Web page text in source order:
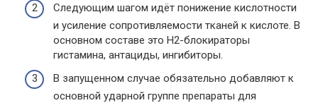
Следующим шагом идёт понижение кислотности
и усиление сопротивляемости тканей к кислоте. В
основном составе это Н2-блокираторы
гистамина, антациды, ингибиторы.
В запущенном случае обязательно добавляют к
основной ударной группе препараты для